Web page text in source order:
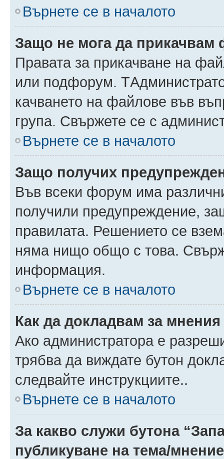
Върнете се в началото
Защо не мога да прикачвам
Правата за прикачване на
или подфорум.
качването на файлове във
група. Свържете се с
Върнете се в началото
Защо получих
Във всеки форум има
получили предупреждение,
правилата. Решението се
няма нищо общо с това.
информация.
Върнете се в началото
Как да докладвам за
Ако администратора е
трябва да виждате бутон
следвайте инструкциите..
Върнете се в началото
За какво служи бутона
публикуване на тема/